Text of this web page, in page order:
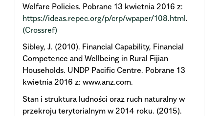
Welfare Policies. Pobrane 13 kwietnia 2016 z:
https://ideas.repec.org/p/crp/wpaper/108.html.
(Crossref)
Sibley, J. (2010). Financial Capability, Financial
Competence and Wellbeing in Rural Fijian
Households. UNDP Pacific Centre. Pobrane 13
kwietnia 2016 z: www.anz.com.
Stan i struktura ludności oraz ruch naturalny w
przekroju terytorialnym w 2014 roku. (2015).